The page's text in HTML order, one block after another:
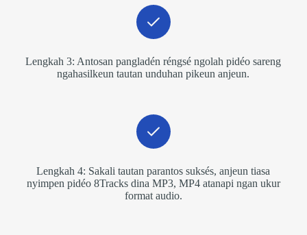
Lengkah 3: Antosan pangladén réngsé ngolah pidéo sareng
ngahasilkeun tautan unduhan pikeun anjeun.
Lengkah 4: Sakali tautan parantos suksés, anjeun tiasa
nyimpen pidéo 8Tracks dina MP3, MP4 atanapi ngan ukur
format audio.